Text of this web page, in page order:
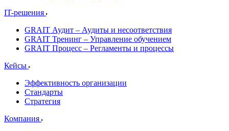
IT-решения
GRAIT Аудит – Аудиты и несоответствия
GRAIT Тренинг – Управление обучением
GRAIT Процесс – Регламенты и процессы
Кейсы
Эффективность организации
Стандарты
Стратегия
Компания